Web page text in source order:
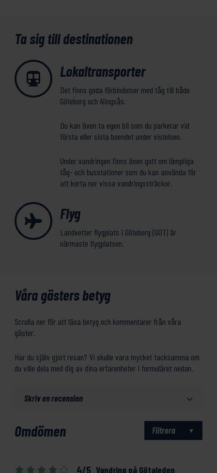
Ta sig till destinationen
Lokaltransporter
Det finns goda förbindelser med tåg till både
Göteborg och Alingsås.
Du kan även ta egen bil som du parkerar vid
första eller sista boendet under vistelsen.
Under vandringen finns även gott om lämpliga
tåg- och busstationer som du kan använda för
att korta ner vissa vandringssträckor.
Flyg
Landvetter flygplats i Göteborg (GOT) är
närmaste flygplatsen.
Våra gästers betyg
Scrolla ner för att läsa betyg och kommentarer från våra
gäster.
Har du själv gjort resan? Vi skulle vara mycket tacksamma om
du ville dela med dig av dina erfarenheter i formuläret nedan.
Skriv en recension
Omdömen Filtrera
4/5 Vandring på Götaleden